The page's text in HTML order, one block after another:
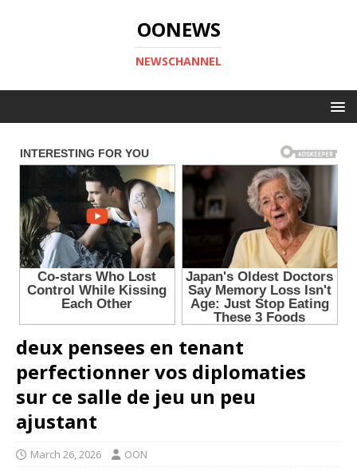
OONEWS
NEWSCHANNEL
deux pensees en tenant
perfectionner vos diplomaties
sur ce salle de jeu un peu
ajustant
March 26, 2026 OON